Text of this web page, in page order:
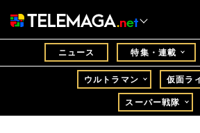
ニュース 特集・連載
ウルトラマン
仮面ラ
スーパー戦隊